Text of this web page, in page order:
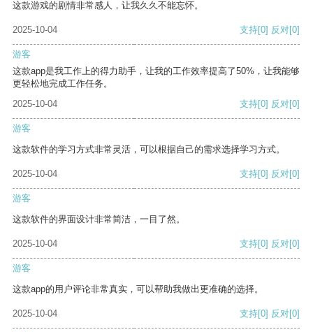
这款游戏的剧情非常感人，让我久久不能忘怀。
2025-10-04 支持[0] 反对[0]
游客
这款app是我工作上的得力助手，让我的工作效率提高了50%，让我能够
更轻松地完成工作任务。
2025-10-04
支持[0] 反对[0]
游客
这款软件的学习方式非常灵活，可以根据自己的需求选择学习方式。
2025-10-04 支持[0] 反对[0]
游客
这款软件的界面设计非常简洁，一目了然。
2025-10-04 支持[0] 反对[0]
游客
这款app的用户评论非常真实，可以帮助我做出更准确的选择。
2025-10-04 支持[0] 反对[0]